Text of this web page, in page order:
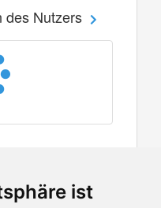
ist
des Nutzers